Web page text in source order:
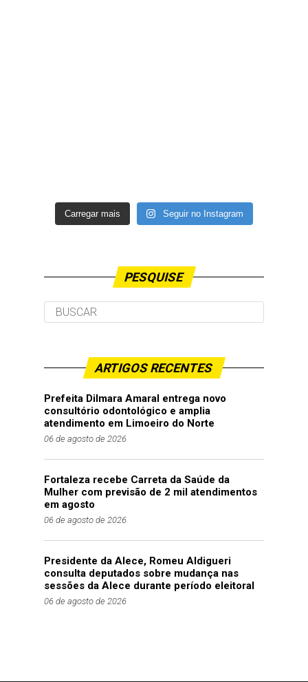
Carregar mais Seguir no Instagram
PESQUISE
ARTIGOS RECENTES
Prefeita Dilmara Amaral entrega novo
consultório odontológico e amplia
atendimento em Limoeiro do Norte
06 de agosto de 2026
Fortaleza recebe Carreta da Saúde da
Mulher com previsão de 2 mil atendimentos
em agosto
06 de agosto de 2026
Presidente da Alece, Romeu Aldigueri
consulta deputados sobre mudança nas
sessões da Alece durante período eleitoral
06 de agosto de 2026